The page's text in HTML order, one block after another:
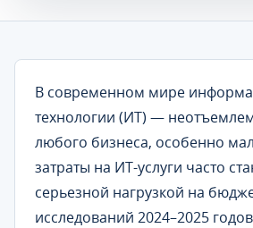
В современном мире
технологии (ИТ) —
любого бизнеса, особенно
затраты на ИТ-услуги часто
серьезной нагрузкой на
исследований 2024–2025